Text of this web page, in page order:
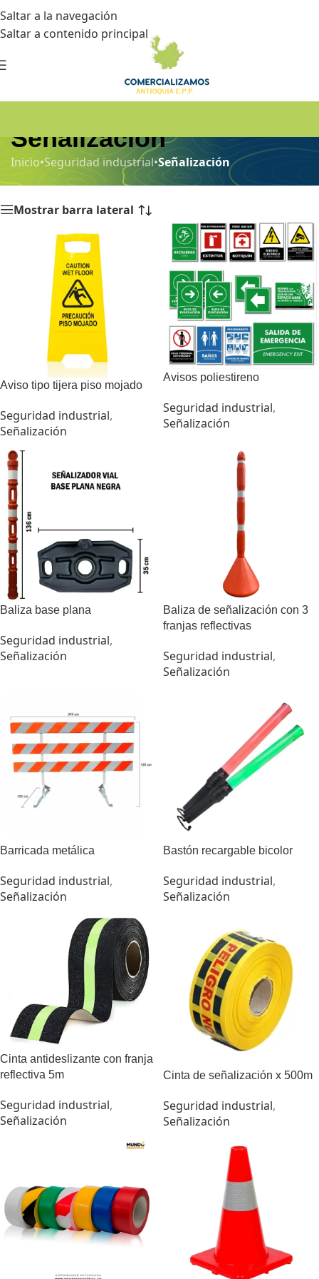
Saltar a la navegación
Saltar a contenido principal
Señalización
Inicio•Seguridad industrial•Señalización
Mostrar barra lateral
Aviso tipo tijera piso mojado
Seguridad industrial,
Señalización
Avisos poliestireno
Seguridad industrial,
Señalización
Baliza base plana
Seguridad industrial,
Señalización
Baliza de señalización con 3
franjas reflectivas
Seguridad industrial,
Señalización
Barricada metálica
Seguridad industrial,
Señalización
Bastón recargable bicolor
Seguridad industrial,
Señalización
Cinta antideslizante con franja
reflectiva 5m
Seguridad industrial,
Señalización
Cinta de señalización x 500m
Seguridad industrial,
Señalización